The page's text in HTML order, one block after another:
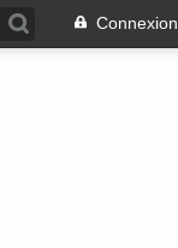
Connexion